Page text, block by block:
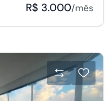
R$ 3.000/mês